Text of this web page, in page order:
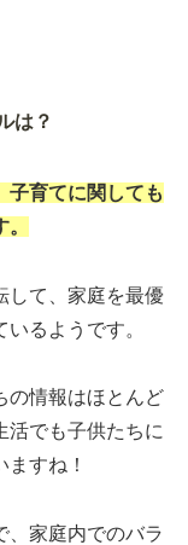
は？
子育てに関しても
して、家庭を最優
るようです。
の情報はほとんど
活でも子供たちに
すね！
、家庭内でのバラ